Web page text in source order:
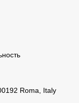
Roma, Italy